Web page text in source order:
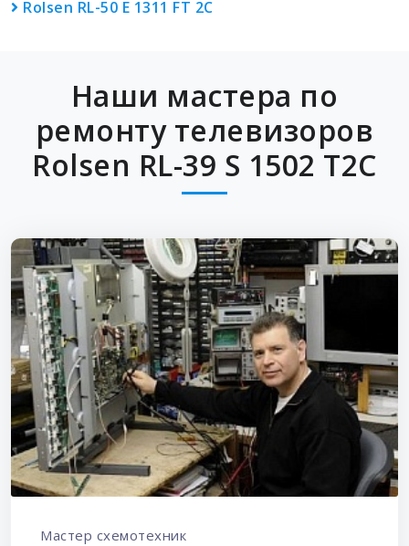
Rolsen RL-50 E 1311 FT 2C
Наши мастера по
ремонту телевизоров
Rolsen RL-39 S 1502 T2C
Мастер схемотехник